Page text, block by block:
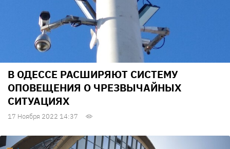
В ОДЕССЕ РАСШИРЯЮТ СИСТЕМУ
ОПОВЕЩЕНИЯ О ЧРЕЗВЫЧАЙНЫХ
СИТУАЦИЯХ
17 Ноября 2022 14:37